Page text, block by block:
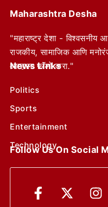
Maharashtra Desha
"महाराष्ट्र देशा - विश्वसनीय
राजकीय, सामाजिक आणि
आम्हाला फॉलो करा."
News Links
Politics
Sports
Entertainment
Technology
Follow Us On Social